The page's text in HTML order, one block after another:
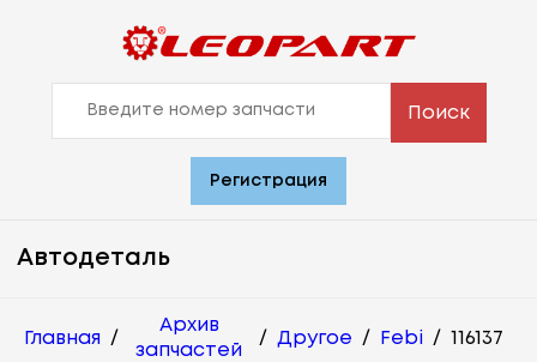
Поиск
Регистрация
Автодеталь
Главная /
Архив
запчастей
/ Другое / Febi / 116137